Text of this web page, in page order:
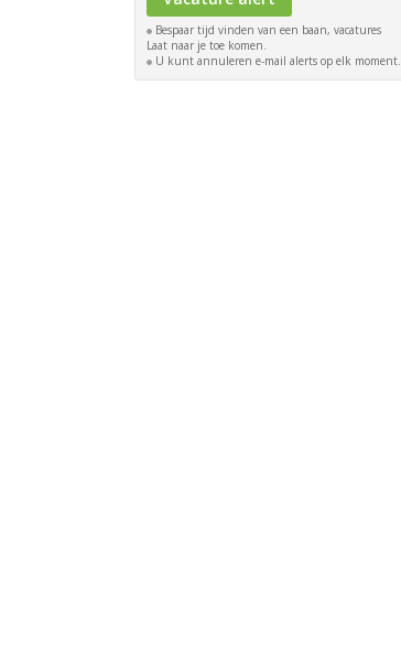
Bespaar tijd vinden van een baan, vacatures
Laat naar je toe komen.
U kunt annuleren e-mail alerts op elk moment.